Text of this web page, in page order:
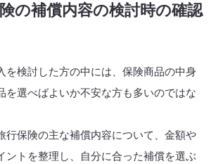
の補償内容の検討時の確認
を検討した方の中には、保険商品の中身
を選べばよいか不安な方も多いのではな
行保険の主な補償内容について、金額や
ントを整理し、自分に合った補償を選ぶ